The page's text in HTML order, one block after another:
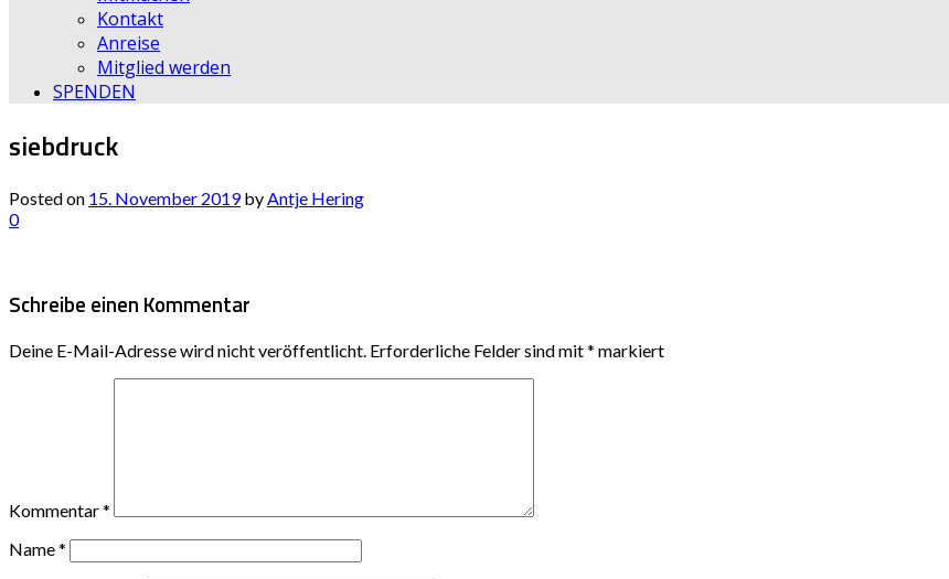
Kontakt
Anreise
Mitglied werden
SPENDEN
siebdruck
Posted on 15. November 2019byAntje Hering
0
Schreibe einen Kommentar
Deine E-Mail-Adresse wird nicht veröffentlicht. Erforderliche Felder sind mit* markiert
Kommentar*
Name*